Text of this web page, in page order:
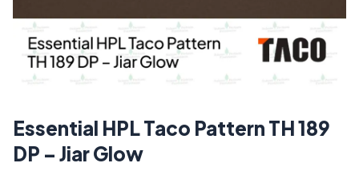
Essential HPL Taco Pattern TH 189
DP – Jiar Glow